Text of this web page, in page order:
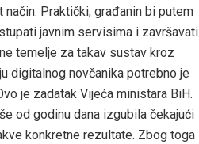
Praktički, građanin bi putem
javnim servisima i završavati
temelje za takav sustav kroz
digitalnog novčanika potrebno je
je zadatak Vijeća ministara BiH.
od godinu dana izgubila čekajući
konkretne rezultate. Zbog toga